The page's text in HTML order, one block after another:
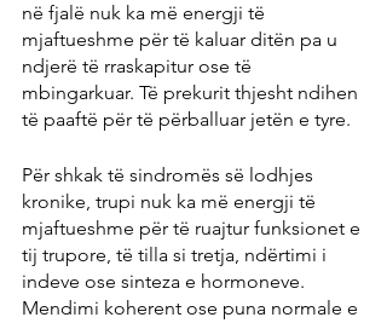
në fjalë nuk ka më energji të
mjaftueshme për të kaluar ditën pa u
ndjerë të rraskapitur ose të
mbingarkuar. Të prekurit thjesht ndihen
të paaftë për të përballuar jetën e tyre.
Për shkak të sindromës së lodhjes
kronike, trupi nuk ka më energji të
mjaftueshme për të ruajtur funksionet e
tij trupore, të tilla si tretja, ndërtimi i
indeve ose sinteza e hormoneve.
Mendimi koherent ose puna normale e